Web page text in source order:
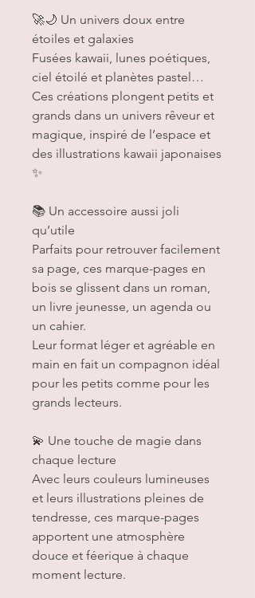
🚀🌙 Un univers doux entre
étoiles et galaxies
Fusées kawaii, lunes poétiques,
ciel étoilé et planètes pastel…
Ces créations plongent petits et
grands dans un univers rêveur et
magique, inspiré de l’espace et
des illustrations kawaii japonaises
✨
📚 Un accessoire aussi joli
qu’utile
Parfaits pour retrouver facilement
sa page, ces marque-pages en
bois se glissent dans un roman,
un livre jeunesse, un agenda ou
un cahier.
Leur format léger et agréable en
main en fait un compagnon idéal
pour les petits comme pour les
grands lecteurs.
💫 Une touche de magie dans
chaque lecture
Avec leurs couleurs lumineuses
et leurs illustrations pleines de
tendresse, ces marque-pages
apportent une atmosphère
douce et féerique à chaque
moment lecture.